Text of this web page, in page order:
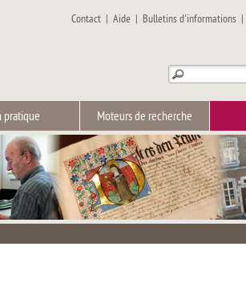
Contact |Aide | Bulletins d'informations |
pratique Moteurs de recherche